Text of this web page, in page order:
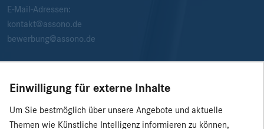
E-Mail-Adressen:
kontakt@assono.de
bewerbung@assono.de
Einwilligung für externe Inhalte
Um Sie bestmöglich über unsere Angebote und aktuelle
Themen wie Künstliche Intelligenz informieren zu können,